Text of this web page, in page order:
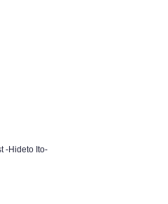
-Hideto Ito-